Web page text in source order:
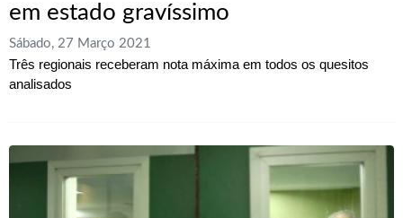
em estado gravíssimo
Sábado, 27 Março 2021
Três regionais receberam nota máxima em todos os quesitos
analisados